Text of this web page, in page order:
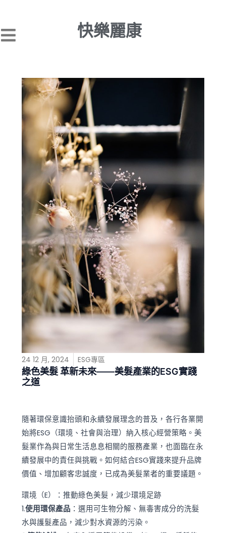
主
快樂麗康
24 12 月, 2024 ESG專區
綠色美髮 革新未來——美髮產業的ESG實踐
之道
隨著環保意識抬頭和永續發展理念的普及，各行各業開
始將ESG（環境、社會與治理）納入核心經營策略。美
髮業作為與日常生活息息相關的服務產業，也面臨在永
續發展中的責任與挑戰。如何結合ESG實踐來提升品牌
價值、增加顧客忠誠度，已成為美髮業者的重要議題。
環境（E）：推動綠色美髮，減少環境足跡
1.使用環保產品 ：選用可生物分解、無毒害成分的洗髮
水與護髮產品，減少對水資源的污染。